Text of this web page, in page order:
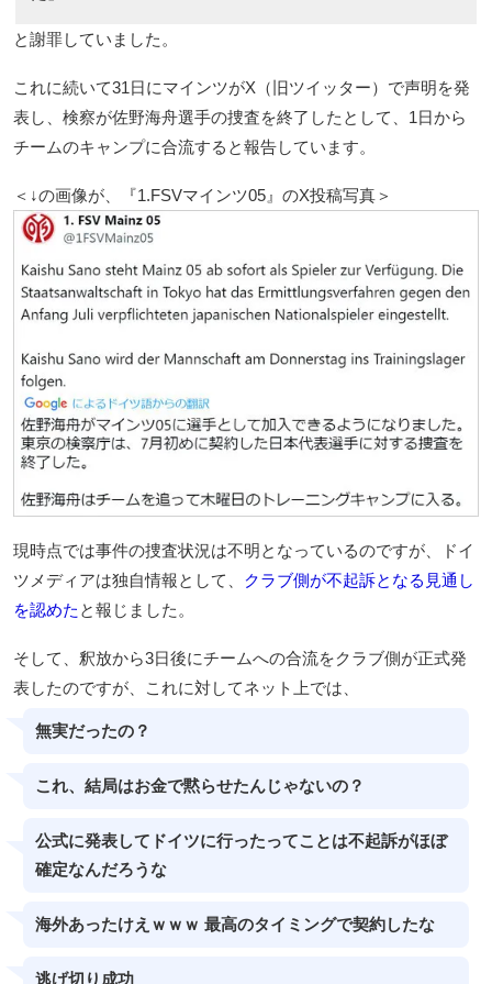
と謝罪していました。
これに続いて31日にマインツがX（旧ツイッター）で声明を発
表し、検察が佐野海舟選手の捜査を終了したとして、1日から
チームのキャンプに合流すると報告しています。
＜↓の画像が、『1.FSVマインツ05』のX投稿写真＞
現時点では事件の捜査状況は不明となっているのですが、ドイ
ツメディアは独自情報として、 クラブ側が不起訴となる見通し
を認めた と報じました。
そして、釈放から3日後にチームへの合流をクラブ側が正式発
表したのですが、これに対してネット上では、
無実だったの？
これ、結局はお金で黙らせたんじゃないの？
公式に発表してドイツに行ったってことは不起訴がほぼ
確定なんだろうな
海外あったけえｗｗｗ 最高のタイミングで契約したな
逃げ切り成功